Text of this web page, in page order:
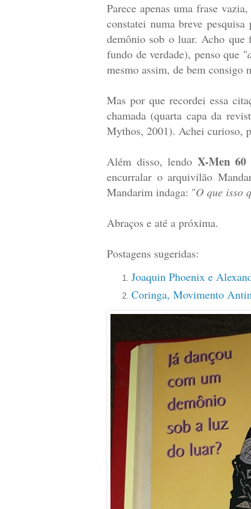
Parece apenas uma frase
constatei numa breve
demônio sob o luar. Acho que
fundo de verdade), penso que "
mesmo assim, de bem consigo
Mas por que recordei essa
chamada (quarta capa da
Mythos, 2001). Achei curioso,
Além disso, lendo X-Men 60
encurralar o arquivilão
Mandarim indaga: "O que isso
Abraços e até a próxima.
Postagens sugeridas:
Joaquin Phoenix e
Coringa, Movimento